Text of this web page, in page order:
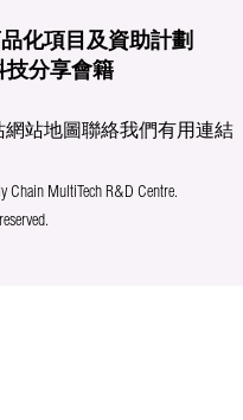
化項目及資助計劃
技分享會籍
網站地圖聯絡我們有用連結
Chain MultiTech R&D Centre.